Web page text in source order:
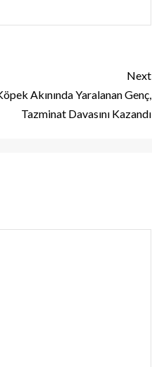
Next
Akınında Yaralanan Genç,
Tazminat Davasını Kazandı